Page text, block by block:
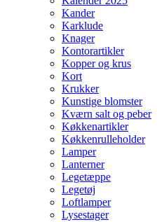
Kander
Karklude
Knager
Kontorartikler
Kopper og krus
Kort
Krukker
Kunstige blomster
Kværn salt og peber
Køkkenartikler
Køkkenrulleholder
Lamper
Lanterner
Legetæppe
Legetøj
Loftlamper
Lysestager